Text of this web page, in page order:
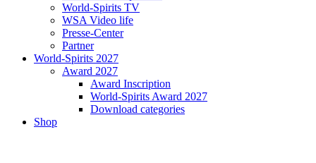
World-Spirits TV
WSA Video life
Presse-Center
Partner
World-Spirits 2027
Award 2027
Award Inscription
World-Spirits Award 2027
Download categories
Shop